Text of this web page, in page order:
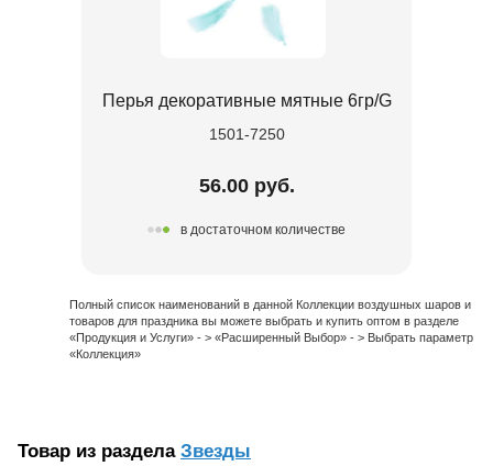
Перья декоративные мятные 6гр/G
1501-7250
56.00 руб.
в достаточном количестве
Полный список наименований в данной Коллекции воздушных шаров и
товаров для праздника вы можете выбрать и купить оптом в разделе
«Продукция и Услуги» - > «Расширенный Выбор» - > Выбрать параметр
«Коллекция»
Товар из раздела Звезды